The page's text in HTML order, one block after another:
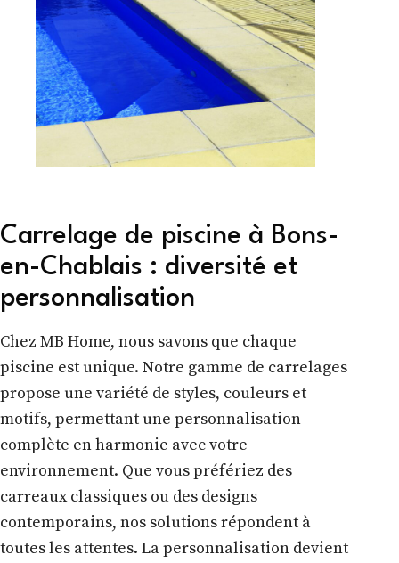
Carrelage de piscine à Bons-
en-Chablais : diversité et
personnalisation
Chez MB Home, nous savons que chaque
piscine est unique. Notre gamme de carrelages
propose une variété de styles, couleurs et
motifs, permettant une personnalisation
complète en harmonie avec votre
environnement. Que vous préfériez des
carreaux classiques ou des designs
contemporains, nos solutions répondent à
toutes les attentes. La personnalisation devient